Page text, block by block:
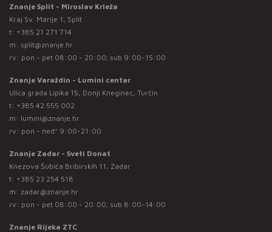
Znanje Split - Miroslav Krleža
Kraj Sv. Marije 1, Split
t: +385 21 271 714
m: split@znanje.hr
rv: pon - pet 08:00 - 20:00; sub 9:00-15:00
Znanje Varaždin - Lumini centar
Ulica grada Lipika 15, Donji Kneginec, Turčin
t: +385 42 555 002
m: lumini@znanje.hr
rv: pon - ned* 9:00-21:00
Znanje Zadar - Sveti Donat
Knezova Šubića Bribirskih 11, Zadar
t: +385 23 254 518
m: zadar@znanje.hr
rv: pon - pet 08:00 - 20:00; sub 8:00-14:00
Znanje Rijeka ZTC